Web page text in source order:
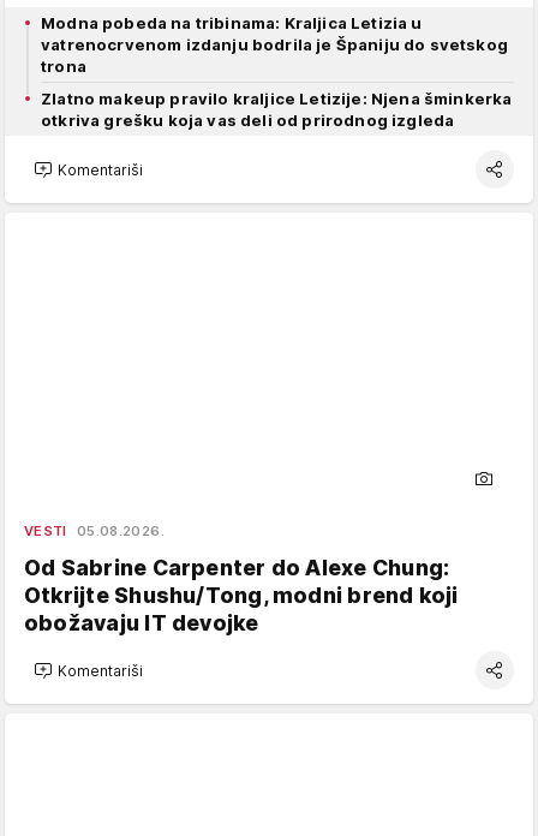
Modna pobeda na tribinama: Kraljica Letizia u
vatrenocrvenom izdanju bodrila je Španiju do svetskog
trona
Zlatno makeup pravilo kraljice Letizije: Njena šminkerka
otkriva grešku koja vas deli od prirodnog izgleda
Komentariši
VESTI 05.08.2026.
Od Sabrine Carpenter do Alexe Chung:
Otkrijte Shushu/Tong, modni brend koji
obožavaju IT devojke
Komentariši